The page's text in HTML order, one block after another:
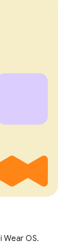
Wear OS.